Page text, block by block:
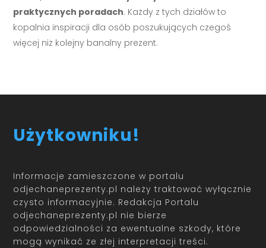
praktycznych poradach. Każdy z tych działów to
kopalnia inspiracji dla osób poszukujących czegoś
więcej niż kolejny banalny prezent.
Użytkowniku!
Informacje zamieszczone w portalu
odjechaneprezenty.pl należy traktować wyłącznie
czysto informacyjnie. Redakcja Portalu
odjechaneprezenty.pl nie bierze
odpowiedzialności za ewentualne szkody, które
mogą wynikać ze złej interpretacji treści.